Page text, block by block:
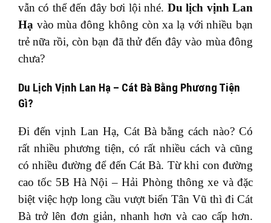
vẫn có thể đến đây bơi lội nhé. Du lịch vịnh Lan
Hạ vào mùa đông không còn xa lạ với nhiều bạn
trẻ nữa rồi, còn bạn đã thử đến đây vào mùa đông
chưa?
Du Lịch Vịnh Lan Hạ – Cát Bà Bằng Phương Tiện
Gì?
Đi đến vịnh Lan Hạ, Cát Bà bằng cách nào? Có
rất nhiều phương tiện, có rất nhiều cách và cũng
có nhiều đường để đến Cát Bà. Từ khi con đường
cao tốc 5B Hà Nội – Hải Phòng thông xe và đặc
biệt việc hợp long cầu vượt biển Tân Vũ thì đi Cát
Bà trở lên đơn giản, nhanh hơn và cao cấp hơn.